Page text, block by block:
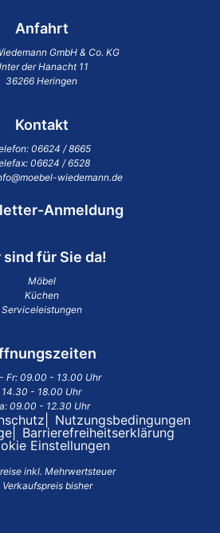
Anfahrt
GmbH & Co. KG
der Hanacht 11
36266 Heringen
Kontakt
06624 / 8665
06624 / 6528
wiedemann.de
Anmeldung
sind für Sie da!
Möbel
Küchen
Serviceleistungen
Fr: 09.00 - 13.00 Uhr
14.30 - 18.00 Uhr
09.00 - 12.30 Uhr
Nutzungsbedingungen
Barrierefreiheitserklärung
Einstellungen
inkl. Mehrwertsteuer
bisher